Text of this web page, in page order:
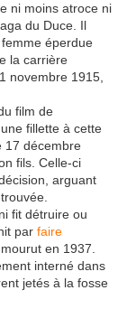
ni moins atroce ni
du Duce. Il
éperdue
la carrière
novembre 1915,
film de
fillette à cette
17 décembre
fils. Celle-ci
arguant
fit détruire ou
par faire
en 1937.
interné dans
jetés à la fosse